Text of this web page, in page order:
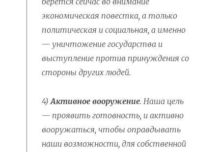
экономическая повестка, а только
политическая и социальная, а именно
— уничтожение государства и
выступление против принуждения со
стороны других людей.
4)Активное вооружение. Наша цель
— проявить готовность, и активно
вооружаться, чтобы оправдывать
наши возможности, для собственной